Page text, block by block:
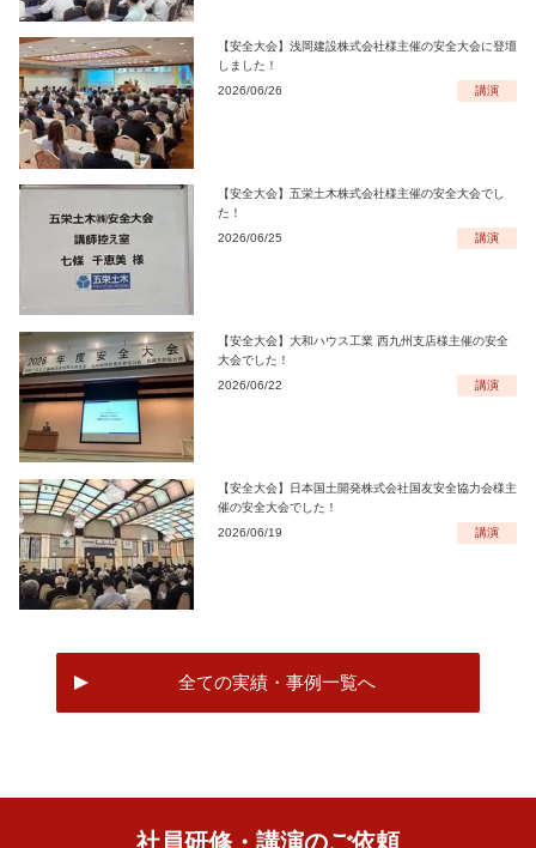
【安全大会】浅岡建設株式会社様主催の安全大会に登壇
しました！
2026/06/26
講演
【安全大会】五栄土木株式会社様主催の安全大会でし
た！
2026/06/25
講演
【安全大会】大和ハウス工業 西九州支店様主催の安全
大会でした！
2026/06/22
講演
【安全大会】日本国土開発株式会社国友安全協力会様主
催の安全大会でした！
2026/06/19
講演
全ての実績・事例一覧へ
社員研修・講演のご依頼